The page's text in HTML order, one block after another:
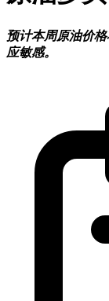
预计本周原油价
应敏感。